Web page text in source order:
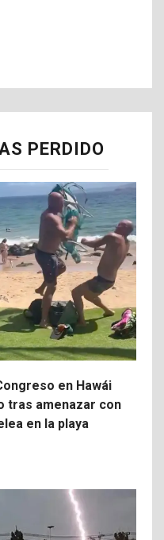
PERDIDO
en Hawái
tras amenazar con
en la playa